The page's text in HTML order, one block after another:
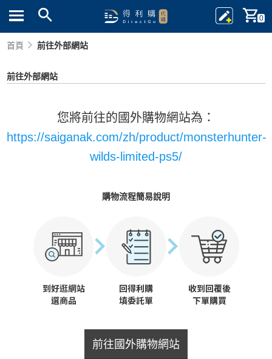
0
首頁 前往外部網站
前往外部網站
您將前往的國外購物網站為：
https://saiganak.com/zh/product/monsterhunter-
wilds-limited-ps5/
購物流程簡易說明
前往國外購物網站